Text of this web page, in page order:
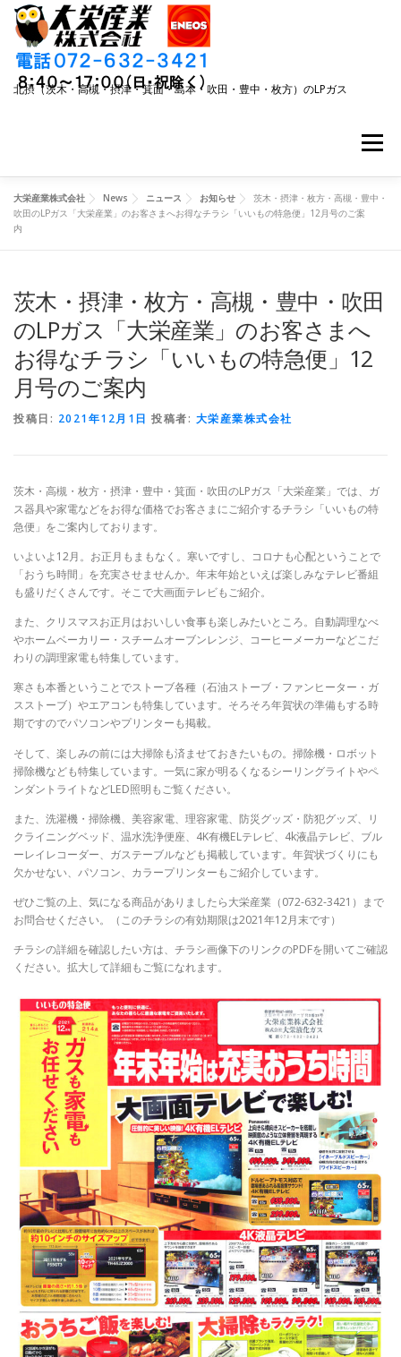
北摂（茨木・高槻・摂津・箕面・島本・吹田・豊中・枚方）のLPガス
メニュー
事業内容 キャンペーン LPガスご利用ガイド
大栄産業株式会社 News ニュース お知らせ
茨木・摂津・枚方・高槻・豊中・
吹田のLPガス「大栄産業」のお客さまへお得なチラシ「いいもの特急便」12月号のご案
内
茨木・摂津・枚方・高槻・豊中・吹田
のLPガス「大栄産業」のお客さまへ
お得なチラシ「いいもの特急便」12
月号のご案内
投稿日: 2021年12月1日 投稿者: 大栄産業株式会社
茨木・高槻・枚方・摂津・豊中・箕面・吹田のLPガス「大栄産業」では、ガ
ス器具や家電などをお得な価格でお客さまにご紹介するチラシ「いいもの特
急便」をご案内しております。
いよいよ12月。お正月もまもなく。寒いですし、コロナも心配ということで
「おうち時間」を充実させませんか。年末年始といえば楽しみなテレビ番組
も盛りだくさんです。そこで大画面テレビもご紹介。
また、クリスマスお正月はおいしい食事も楽しみたいところ。自動調理なべ
やホームベーカリー・スチームオーブンレンジ、コーヒーメーカーなどこだ
わりの調理家電も特集しています。
寒さも本番ということでストーブ各種（石油ストーブ・ファンヒーター・ガ
スストーブ）やエアコンも特集しています。そろそろ年賀状の準備もする時
期ですのでパソコンやプリンターも掲載。
そして、楽しみの前には大掃除も済ませておきたいもの。掃除機・ロボット
掃除機なども特集しています。一気に家が明るくなるシーリングライトやペ
ンダントライトなどLED照明もご覧ください。
また、洗濯機・掃除機、美容家電、理容家電、防災グッズ・防犯グッズ、リ
クライニングベッド、温水洗浄便座、4K有機ELテレビ、4k液晶テレビ、ブル
ーレイレコーダー、ガステーブルなども掲載しています。年賀状づくりにも
欠かせない、パソコン、カラープリンターもご紹介しています。
ぜひご覧の上、気になる商品がありましたら大栄産業（072-632-3421）まで
お問合せください。（このチラシの有効期限は2021年12月末です）
チラシの詳細を確認したい方は、チラシ画像下のリンクのPDFを開いてご確認
ください。拡大して詳細もご覧になれます。